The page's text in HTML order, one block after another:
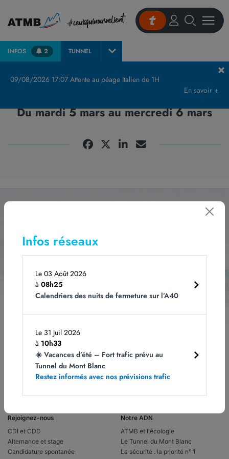
INFOS 2 TUNNEL
09/08/2026 17:07 Attente au péage Italien de 1H
En savoir +
Modernisation du Tunnel du Vuache – Du mardi 5 mars au mercredi 6 mars
Du mardi 5 mars au mercredi 6 mars
Infos réseaux
Le 03 Août 2026
à 08h25
Calendriers des nuits de fermeture sur l’A40
Le 31 Juil 2026
à 10h33
☀️ Vacances d’été – Fort trafic prévu au
Tunnel du Mont Blanc
Restez informés avec nos prévisions trafic
Les champs obligatoires sont indiqués avec *.
Vous pouvez vous désabonner à
tout moment en cliquant sur le lien dans le bas de page de nos e-mails. Pour
obtenir plus d'informations, rendez-vous sur notre page
Rejoignez-nous
CDI et CDD
Alternance et stage
Candidature spontanée
Notre ADN
ATMB et l'écologie
Le Tunnel du Mont Blanc
La sécurité : la priorité n° 1